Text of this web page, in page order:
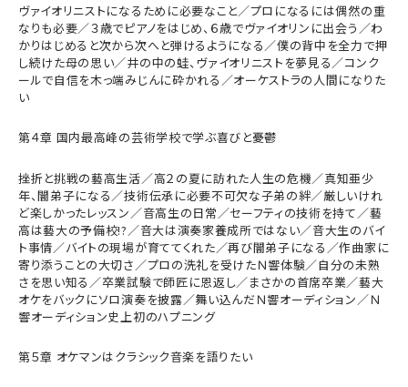
ヴァイオリニストになるために必要なこと／プロになるには偶然の重
なりも必要／３歳でピアノをはじめ、６歳でヴァイオリンに出会う／わ
かりはじめると次から次へと弾けるようになる／僕の背中を全力で押
し続けた母の思い／井の中の蛙、ヴァイオリニストを夢見る／コンク
ールで自信を木っ端みじんに砕かれる／オーケストラの人間になりた
い
第４章 国内最高峰の芸術学校で学ぶ喜びと憂鬱
挫折と挑戦の藝高生活／高２の夏に訪れた人生の危機／真知亜少
年、闇弟子になる／技術伝承に必要不可欠な子弟の絆／厳しいけれ
ど楽しかったレッスン／音高生の日常／セーフティの技術を持て／藝
高は藝大の予備校!?／音大は演奏家養成所ではない／音大生のバイ
ト事情／バイトの現場が育ててくれた／再び闇弟子になる／作曲家に
寄り添うことの大切さ／プロの洗礼を受けたＮ響体験／自分の未熟
さを思い知る／卒業試験で師匠に恩返し／まさかの首席卒業／藝大
オケをバックにソロ演奏を披露／舞い込んだＮ響オーディション／Ｎ
響オーディション史上初のハプニング
第５章 オケマンはクラシック音楽を語りたい